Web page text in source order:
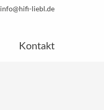
info@hifi-liebl.de
Kontakt